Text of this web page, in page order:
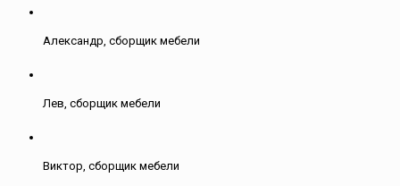
Александр, сборщик мебели
Лев, сборщик мебели
Виктор, сборщик мебели